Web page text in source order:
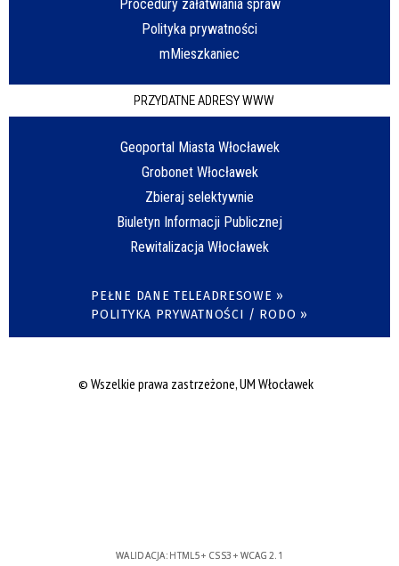
Procedury załatwiania spraw
Polityka prywatności
mMieszkaniec
PRZYDATNE ADRESY WWW
Geoportal Miasta Włocławek
Grobonet Włocławek
Zbieraj selektywnie
Biuletyn Informacji Publicznej
Rewitalizacja Włocławek
PEŁNE DANE TELEADRESOWE »
POLITYKA PRYWATNOŚCI / RODO »
© Wszelkie prawa zastrzeżone, UM Włocławek
WALIDACJA: HTML5+ CSS3 + WCAG 2.1